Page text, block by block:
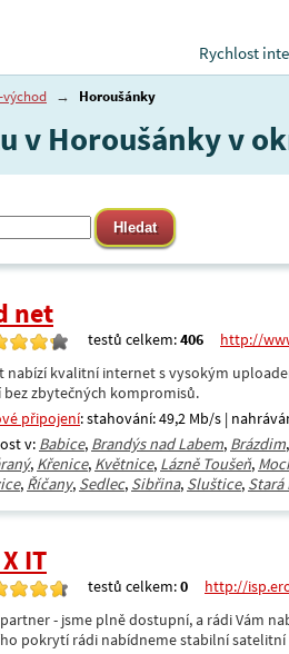
Rychlost
východ → Horoušánky
v Horoušánky v
net
testů celkem:406
http://
nabízí kvalitní internet s vysokým
bez zbytečných kompromisů.
připojení: stahování: 49,2 Mb/s |
v: Babice, Brandýs nad Labem, Brázdim,
, Křenice, Květnice, Lázně Toušeň,
, Říčany, Sedlec, Sibřina, Sluštice, Stará
IT
testů celkem:0
http://
- jsme plně dostupní, a rádi Vám
pokrytí rádi nabídneme stabilní